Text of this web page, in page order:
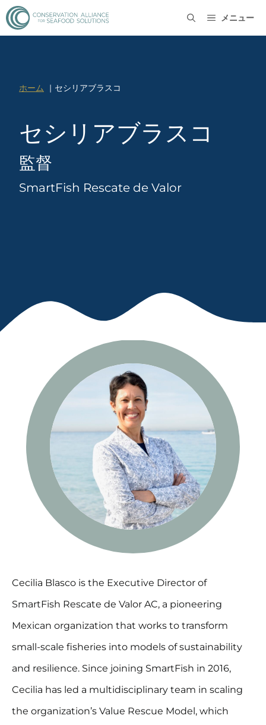
メニュー
ホーム セシリアブラスコ
セシリアブラスコ
監督
SmartFish Rescate de Valor
Cecilia Blasco is the Executive Director of
SmartFish Rescate de Valor AC, a pioneering
Mexican organization that works to transform
small-scale fisheries into models of sustainability
and resilience. Since joining SmartFish in 2016,
Cecilia has led a multidisciplinary team in scaling
the organization’s Value Rescue Model, which